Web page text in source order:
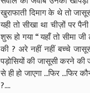
खुराफाती दिमाग के थे तो
यही तो सीखा था चीज़ों पर
शुरू हो गया “ यहाँ तो सीमा
की ? अरे नहीं नहीं बच्चे
पड़ोसियों की जासूसी करने की
से ही हो जाएगा ...फिर ...फिर
?....